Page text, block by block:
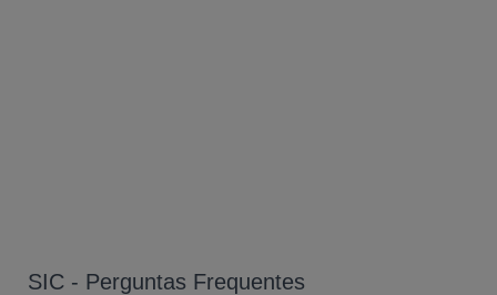
SIC - Perguntas Frequentes